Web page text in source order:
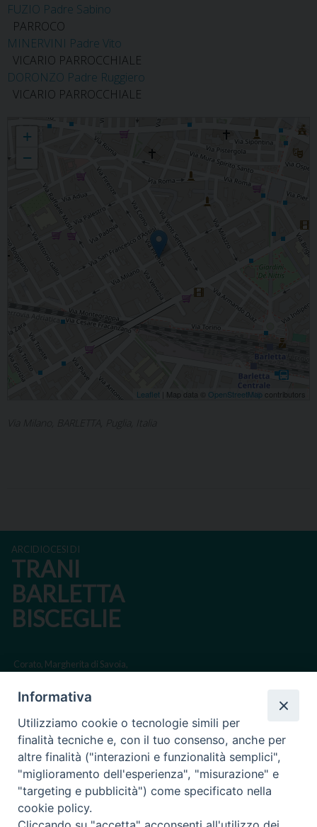
FUZIO Padre Sabino
PARROCO
MINERVINI Padre Vito
VICARIO PARROCCHIALE
DORONZO Padre Ruggiero
VICARIO PARROCCHIALE
Immacolata Santuario
+
−
Leaflet | Map data © OpenStreetMap contributors
Via Milano, BARLETTA, Puglia, Italia
ARCIDIOCESI DI
TRANI
BARLETTA
BISCEGLIE
Corato, Margherita di Savoia,
Regione ecclesiastica Puglia
Via Beltrani, 9
76125 Trani BT
Centralino Tel. 0883 494211
Informativa
Utilizziamo cookie o tecnologie simili per
finalità tecniche e, con il tuo consenso, anche per
altre finalità ("interazioni e funzionalità semplici",
"miglioramento dell'esperienza", "misurazione" e
"targeting e pubblicità") come specificato nella
cookie policy.